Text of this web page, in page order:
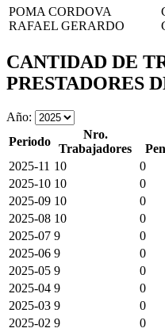
POMA CORDOVA
RAFAEL GERARDO
CANTIDAD DE
PRESTADORES
Año:
Periodo
Nro.
Trabajadores
2025-11 10 0
2025-10 10 0
2025-09 10 0
2025-08 10 0
2025-07 9 0
2025-06 9 0
2025-05 9 0
2025-04 9 0
2025-03 9 0
2025-02 9 0